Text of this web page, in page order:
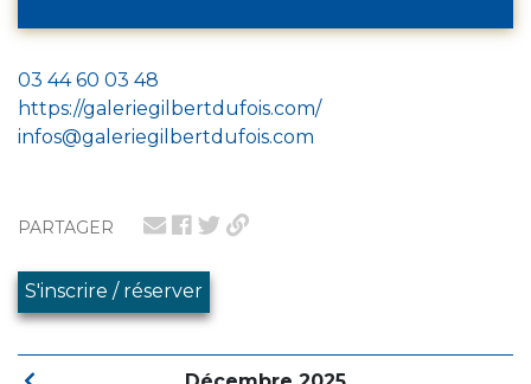
PARTAGER
S'inscrire / réserver
03 44 60 03 48
https://galeriegilbertdufois.com/
infos@galeriegilbertdufois.com